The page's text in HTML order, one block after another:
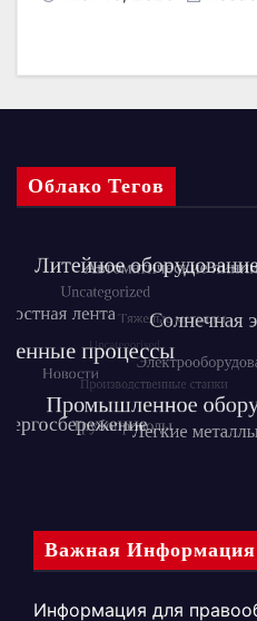
Облако Тегов
Важная Информация
Информация для